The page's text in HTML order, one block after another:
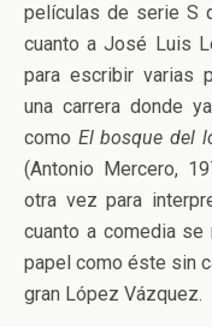
películas de serie S
cuanto a José Luis
para escribir varias
una carrera donde
como El bosque del
(Antonio Mercero,
otra vez para
cuanto a comedia se
papel como éste sin
gran López Vázquez.